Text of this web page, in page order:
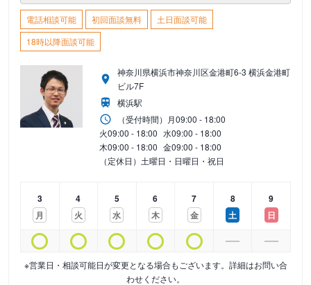
電話相談可能 初回面談無料
土日面談可能
18時以降面談可能
神奈川県横浜市神奈川区金港町6-3 横浜金港町
ビル7F
横浜駅
（受付時間） 月09:00 - 18:00
火09:00 - 18:00 水09:00 - 18:00
木09:00 - 18:00 金09:00 - 18:00
（定休日）土曜日・日曜日・祝日
3
月
4
火
5
水
6
木
7
金
8
土
9
日
※営業日・相談可能日が変更となる場合もございます。詳細はお問い合
わせください。